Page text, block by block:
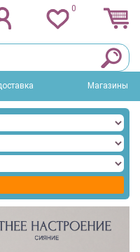
0
Магазины